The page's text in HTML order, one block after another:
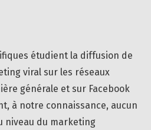
étudient la diffusion de
viral sur les réseaux
générale et sur Facebook
à notre connaissance, aucun
niveau du marketing